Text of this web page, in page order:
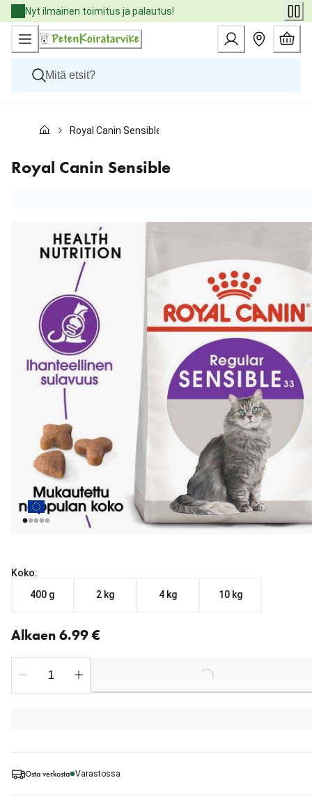
Skip
to
Content
Nyt ilmainen toimitus ja palautus!
Kissat
Eläinlääkäriruoat
Tuotemerkit
Royal Canin Sensible
Royal Canin Sensible
Osta verkosta Varastossa
Koko:
400 g
2 kg 4 kg 10 kg
Alkaen 6.99 €
Loading...